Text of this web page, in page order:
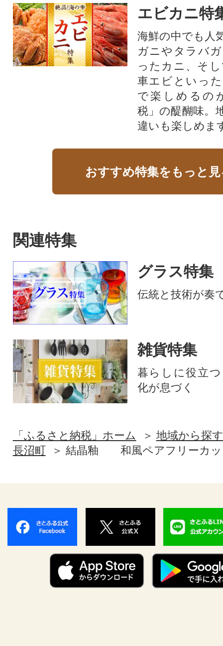
エビカニ特
海鮮の中でも人
ガニやタラバ
ったカニ、そ
車エビといっ
で楽しめるの
税」の醍醐味。
違いも楽しめま
おすすめ特集をもっと
関連特集
グラス特集
伝統と技術が奏
雑貨特集
暮らしに役立
化が息づく
「ふるさと納税」ホーム
地域から探す
長沼町
結晶釉 和風ペアフリーカッ